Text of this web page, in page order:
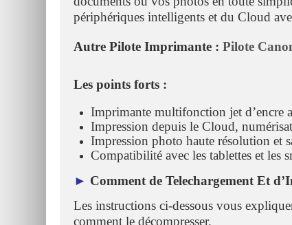
périphériques intelligents et du Cloud
Autre Pilote Imprimante : Pilote
Les points forts :
Imprimante multifonction jet d’encre
Impression depuis le Cloud,
Impression photo haute résolution et
Compatibilité avec les tablettes et
► Comment de Telechargement Et
Les instructions ci-dessous vous
comment le décompresser.